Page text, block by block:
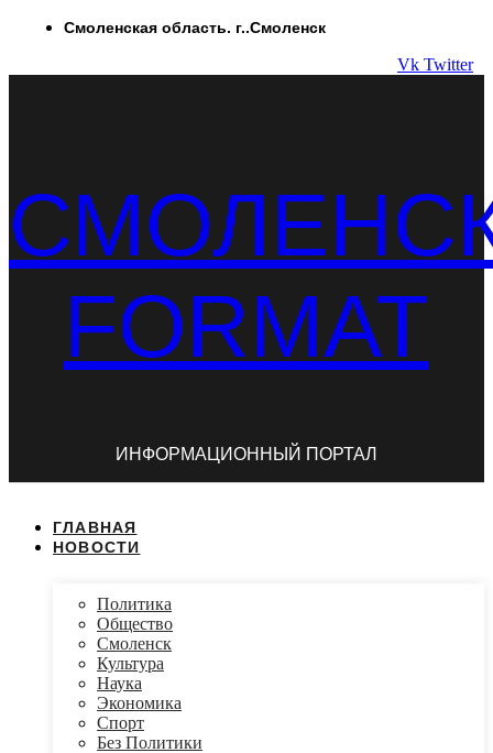
ПерейтиСмоленская область. г..Смоленск
Vk Twitter
FORMAT
ИНФОРМАЦИОННЫЙ ПОРТАЛ
ГЛАВНАЯ
НОВОСТИ
Политика
Общество
Смоленск
Культура
Наука
Экономика
Спорт
Без Политики